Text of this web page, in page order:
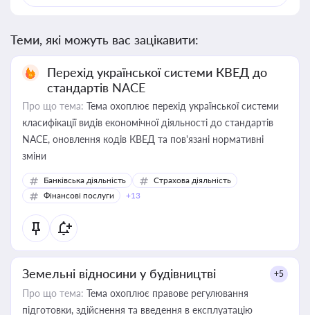
Теми, які можуть вас зацікавити:
Перехід української системи КВЕД до
стандартів NACE
Про що тема: Тема охоплює перехід української системи
класифікації видів економічної діяльності до стандартів
NACE, оновлення кодів КВЕД та пов'язані нормативні
зміни
Банківська діяльність
Страхова діяльність
Фінансові послуги
+13
Земельні відносини у будівництві +5
Про що тема: Тема охоплює правове регулювання
підготовки, здійснення та введення в експлуатацію